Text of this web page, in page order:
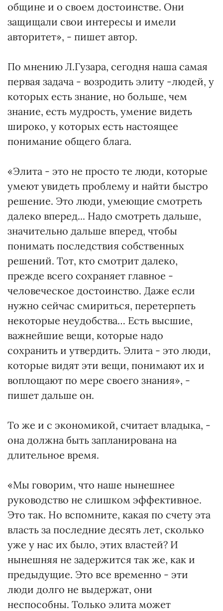
общине и о своем достоинстве. Они
защищали свои интересы и имели
авторитет», - пишет автор.
По мнению Л.Гузара, сегодня наша самая
первая задача - возродить элиту -людей, у
которых есть знание, но больше, чем
знание, есть мудрость, умение видеть
широко, у которых есть настоящее
понимание общего блага.
«Элита - это не просто те люди, которые
умеют увидеть проблему и найти быстро
решение. Это люди, умеющие смотреть
далеко вперед... Надо смотреть дальше,
значительно дальше вперед, чтобы
понимать последствия собственных
решений. Тот, кто смотрит далеко,
прежде всего сохраняет главное -
человеческое достоинство. Даже если
нужно сейчас смириться, перетерпеть
некоторые неудобства… Есть высшие,
важнейшие вещи, которые надо
сохранить и утвердить. Элита - это люди,
которые видят эти вещи, понимают их и
воплощают по мере своего знания», -
пишет дальше он.
То же и с экономикой, считает владыка, -
она должна быть запланирована на
длительное время.
«Мы говорим, что наше нынешнее
руководство не слишком эффективное.
Это так. Но вспомните, какая по счету эта
власть за последние десять лет, сколько
уже у нас их было, этих властей? И
нынешняя не задержится так же, как и
предыдущие. Это все временно - эти
люди долго не выдержат, они
неспособны. Только элита может